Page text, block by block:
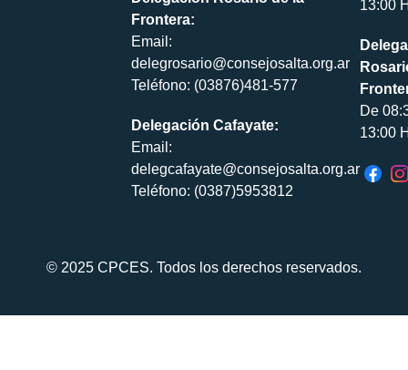
Frontera:
Email:
delegrosario@consejosalta.org.ar
Teléfono: (03876)481-577
Delegación Cafayate:
Email:
delegcafayate@consejosalta.org.ar
Teléfono: (0387)5953812
13:00
De
13:00
© 2025 CPCES. Todos los derechos reservados.